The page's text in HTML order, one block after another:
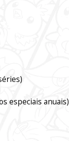
especiais anuais)